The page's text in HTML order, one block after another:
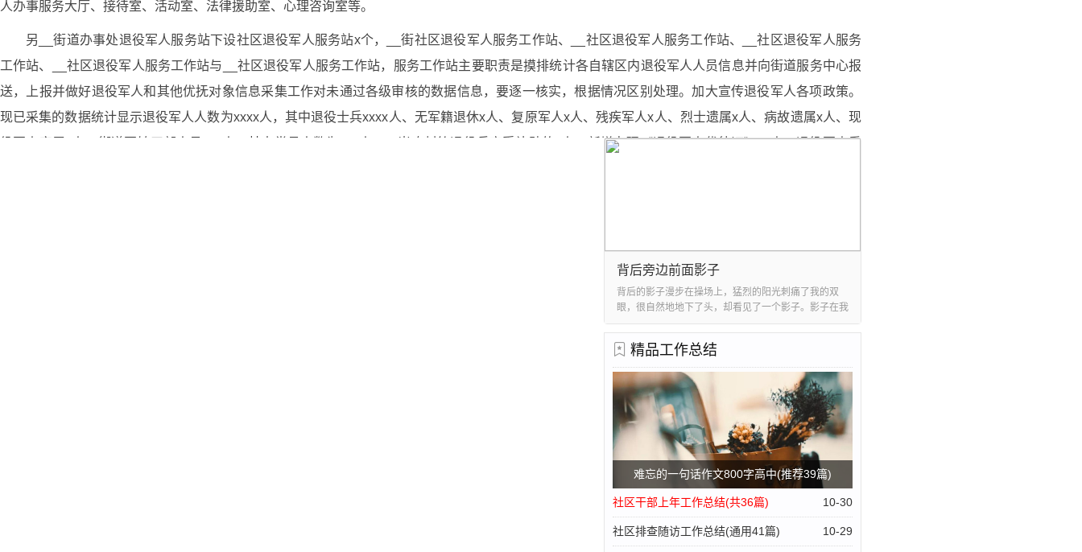
人办事服务大厅、接待室、活动室、法律援助室、心理咨询室等。
另__街道办事处退役军人服务站下设社区退役军人服务站x个，__街社区退役军人服务工作站、__社区退役军人服务工作站、__社区退役军人服务
工作站、__社区退役军人服务工作站与__社区退役军人服务工作站，服务工作站主要职责是摸排统计各自辖区内退役军人人员信息并向街道服务中心报
送，上报并做好退役军人和其他优抚对象信息采集工作对未通过各级审核的数据信息，要逐一核实，根据情况区别处理。加大宣传退役军人各项政策。
现已采集的数据统计显示退役军人人数为xxxx人，其中退役士兵xxxx人、无军籍退休x人、复原军人x人、残疾军人x人、烈士遗属x人、病故遗属x人、现
役军人家属x人、街道军转干部人员xxx人、其中党员人数为xxx人、xx岁农村籍退役兵享受补贴的x人、新增办理《退役军人优待证》xx人。退役军人重
全面落实优抚安置政策，确保各项待遇落到实处。一是落实优抚医疗和优抚政策。逐步健全优抚医疗保障制度，为××名在乡及××名城镇优抚对象参
加居民医疗保险或者职工医疗保险,参保费用××万元，为各类优抚对象解决优抚医疗救助约××万元。及时足额将优抚对象伤残抚恤金和定期定量生活补助
象信息采集和光荣牌悬挂工作。加大信息采集宣传，加强退役军人和其他优抚对象信息采集，努力做到不漏一人。目前我县采集信息××人，悬挂光荣牌×
户。三是实施“寻找最美老兵”拍摄活动。结合新中国成立70周年，与宣传部、广播电视台等积极配合，制定方案,开设专栏,组织人力,切实做好全县在乡老
复员军人的采访摄制工作，广泛宣扬老战士老革命老英雄的事迹，截止目前，致敬老兵专栏已经开设×期，在社会上收到较好反响。四是移交安置和就业
创业工作。做好退役士兵培训和创业工作。今年来共接收退役士兵×人，审核批准就业培训×人;先后两次组织召开退役士兵招聘专场，达成用工协议×人;
开发退役士兵专项公益岗×个。做好部分退役士兵社会保险接续工作。及时成立专班，协调人员进驻，抓住人员摸底、经费测算、问题分析、风险评估、
流程设计等关键点，确保高效推进。截止目前，共录入×人，完成任务率×%。五是完善退役军人服务保障体系。在县级层面，成立退役军人服务中心，
改造办公场所，配备工作人员，确保建成服务广大退役军人的综合服务中心。在乡镇和村居(社区)，加快建设步伐，确保乡镇(街道)及村居(社区)两级退役
军人服务体系完整，切实打通服务“最后一公里”。加大人员保障力度，按照1名工作人员服务保障500名退役军人及其他优抚对象的标准，调整辖区工作力
背后旁边前面影子
背后的影子漫步在操场上，猛烈的阳光刺痛了我的双
眼，很自然地地下了头，却看见了一个影子。影子在我
的脚的后方，我走一步，他追随着一步。我摇摇头，它
膀，背有点儿弯，头老是低着。一种恐怖的感觉向我逼
近、
精品工作总结
难忘的一句话作文800字高中(推荐39篇)
社区干部上年工作总结(共36篇) 10-30
社区排查随访工作总结(通用41篇) 10-29